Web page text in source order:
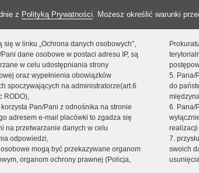
z Polityką Prywatności. Możesz określić warunki
się w linku „Ochrona danych osobowych”,
dane osobowe w postaci adresu IP, są
w celu udostępniania strony
oraz wypełnienia obowiązków
spoczywających na administratorze(art.6
RODO),
Pan/Pani z odnośnika na stronie
adresem e-mail placówki to zgadza się
na przetwarzanie danych w celu
odpowiedzi,
mogą być przekazywane organom
organom ochrony prawnej (Policja,
5. Pana/
do
6. Pana/
realizacji
7.
swoich